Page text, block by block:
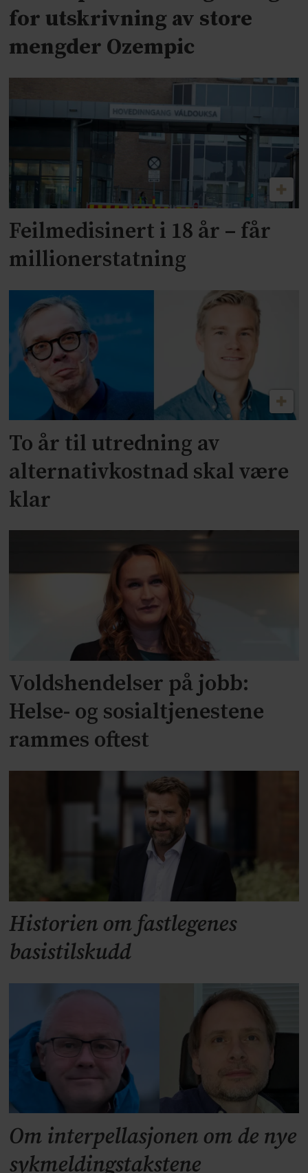
for utskrivning av store
mengder Ozempic
Feilmedisinert i 18 år – får
millionerstatning
To år til utredning av
alternativkostnad skal være
klar
Voldshendelser på jobb:
Helse- og sosialtjenestene
rammes oftest
Historien om fastlegenes
basistilskudd
Om interpellasjonen om de nye
sykmeldingstakstene